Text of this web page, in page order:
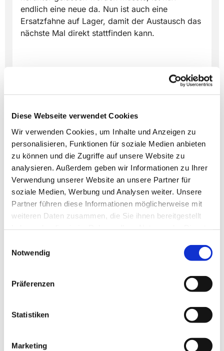
Diese Webseite verwendet Cookies
Wir verwenden Cookies, um Inhalte und Anzeigen zu
personalisieren, Funktionen für soziale Medien anbieten
zu können und die Zugriffe auf unsere Website zu
analysieren. Außerdem geben wir Informationen zu Ihrer
Verwendung unserer Website an unsere Partner für
soziale Medien, Werbung und Analysen weiter. Unsere
Partner führen diese Informationen möglicherweise mit
weiteren Daten zusammen, die Sie ihnen bereitgestellt
Notwendig
Präferenzen
Statistiken
Marketing
endlich eine neue da. Nun ist auch eine
Ersatzfahne auf Lager, damit der Austausch das
nächste Mal direkt stattfinden kann.
Dies könnte Sie auch
interessieren